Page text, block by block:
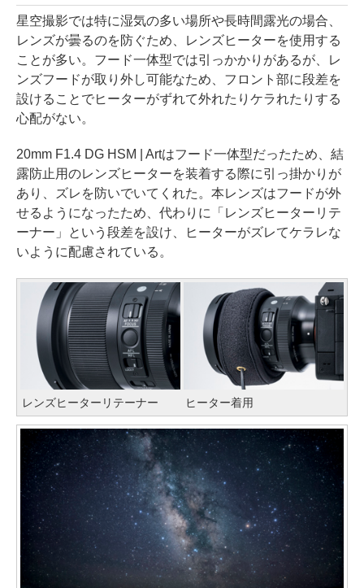
星空撮影では特に湿気の多い場所や長時間露光の場合、
レンズが曇るのを防ぐため、レンズヒーターを使用する
ことが多い。フード一体型では引っかかりがあるが、レ
ンズフードが取り外し可能なため、フロント部に段差を
設けることでヒーターがずれて外れたりケラれたりする
心配がない。
20mm F1.4 DG HSM | Artはフード一体型だったため、結
露防止用のレンズヒーターを装着する際に引っ掛かりが
あり、ズレを防いでいてくれた。本レンズはフードが外
せるようになったため、代わりに「レンズヒーターリテ
ーナー」という段差を設け、ヒーターがズレてケラレな
いように配慮されている。
レンズヒーターリテーナー ヒーター着用